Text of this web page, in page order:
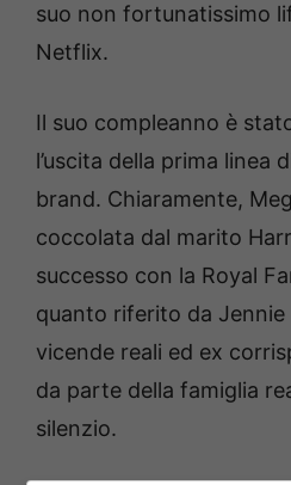
suo non fortunatissimo
Netflix.
Il suo compleanno è
l’uscita della prima linea
brand. Chiaramente,
coccolata dal marito
successo con la Royal
quanto riferito da
vicende reali ed ex
da parte della famiglia
silenzio.